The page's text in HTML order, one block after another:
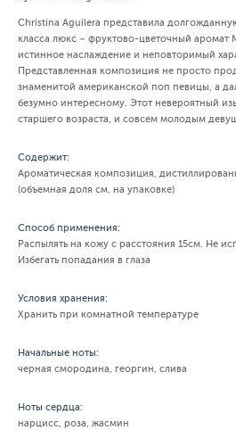
Christina Aguilera представила
класса люкс – фруктово-цветочный
истинное наслаждение и неповторимый
Представленная композиция не просто
знаменитой американской поп певицы, а
безумно интересному. Этот невероятный
старшего возраста, и совсем молодым
Содержит:
Ароматическая композиция,
(объемная доля см. на упаковке)
Способ применения:
Распылять на кожу с расстояния 15см. Не
Избегать попадания в глаза
Условия хранения:
Хранить при комнатной температуре
Начальные ноты:
черная смородина, георгин, слива
Ноты сердца:
нарцисс, роза, жасмин